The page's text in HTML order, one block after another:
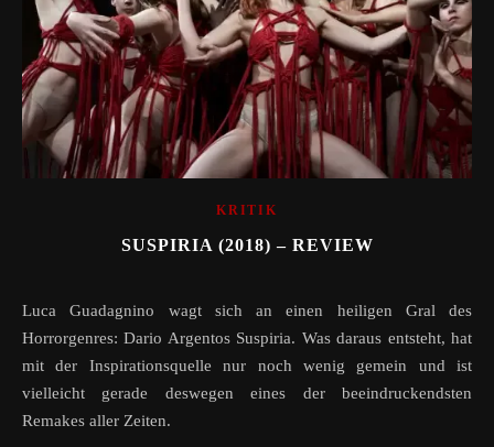
KRITIK
SUSPIRIA (2018) – REVIEW
Luca Guadagnino wagt sich an einen heiligen Gral des
Horrorgenres: Dario Argentos Suspiria. Was daraus entsteht, hat
mit der Inspirationsquelle nur noch wenig gemein und ist
vielleicht gerade deswegen eines der beeindruckendsten
Remakes aller Zeiten.